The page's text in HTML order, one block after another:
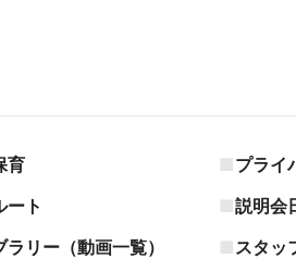
育
ート
ラリー（動画一覧）
プライ
説明会
スタッ